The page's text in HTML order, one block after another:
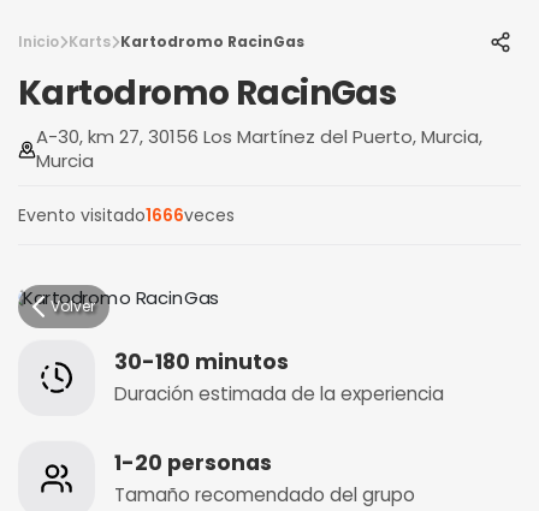
Inicio Karts Kartodromo RacinGas
Kartodromo RacinGas
A-30, km 27, 30156 Los Martínez del Puerto, Murcia,
Murcia
Evento visitado1666veces
Volver
30-180 minutos
Duración estimada de la experiencia
1-20 personas
Tamaño recomendado del grupo